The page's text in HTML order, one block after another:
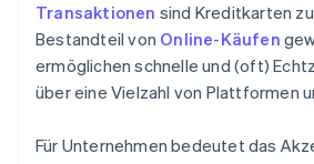
Transaktionen sind Kreditkarten
Bestandteil von Online-Käufen
ermöglichen schnelle und (oft)
über eine Vielzahl von Plattformen
Für Unternehmen bedeutet das